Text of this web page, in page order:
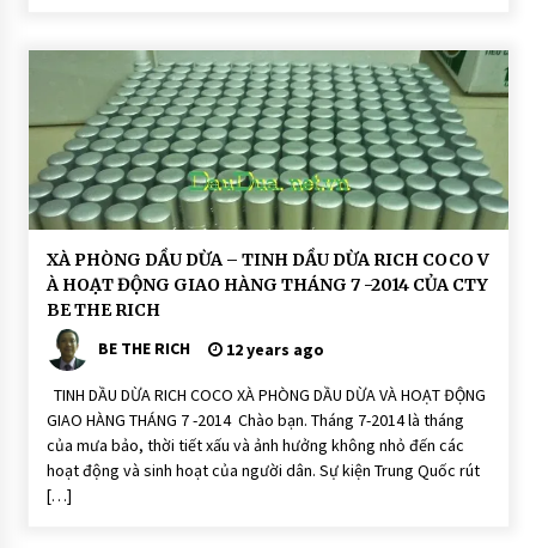
Đ
H
O
Ạ
T
Đ
Ộ
N
G
o
d
ư
ỡ
n
XÀ PHÒNG DẦU DỪA – TINH DẦU DỪA RICH COCO V
À HOẠT ĐỘNG GIAO HÀNG THÁNG 7 -2014 CỦA CTY
BE THE RICH
BE THE RICH
12 years ago
TINH DẦU DỪA RICH COCO XÀ PHÒNG DẦU DỪA VÀ HOẠT ĐỘNG
GIAO HÀNG THÁNG 7 -2014 Chào bạn. Tháng 7-2014 là tháng
của mưa bảo, thời tiết xấu và ảnh hưởng không nhỏ đến các
hoạt động và sinh hoạt của người dân. Sự kiện Trung Quốc rút
[…]